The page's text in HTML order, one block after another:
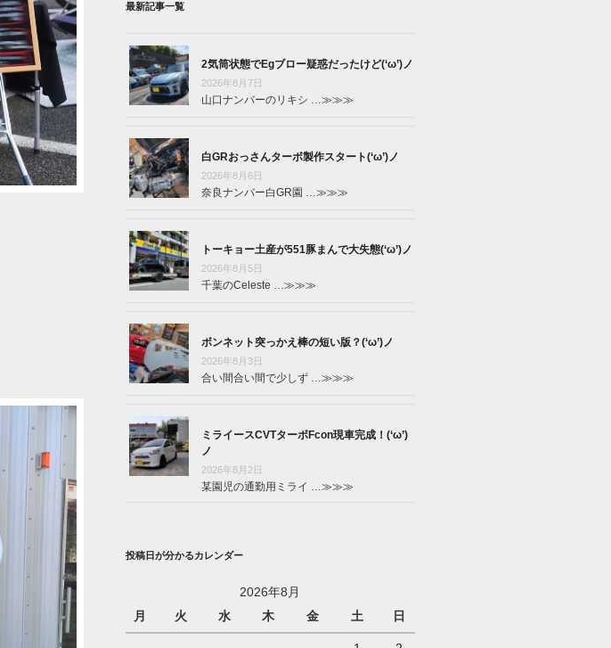
最新記事一覧
2気筒状態でEgブロー疑惑だったけど(‘ω’)ノ
2026年8月7日
山口ナンバーのリキシ …≫≫≫
白GRおっさんターボ製作スタート(‘ω’)ノ
2026年8月6日
奈良ナンバー白GR園 …≫≫≫
トーキョー土産が551豚まんで大失態(‘ω’)ノ
2026年8月5日
千葉のCeleste …≫≫≫
ボンネット突っかえ棒の短い版？(‘ω’)ノ
2026年8月3日
合い間合い間で少しず …≫≫≫
ミライースCVTターボFcon現車完成！(‘ω’)
ノ
2026年8月2日
某園児の通勤用ミライ …≫≫≫
投稿日が分かるカレンダー
2026年8月
月
火 水 木 金 土 日